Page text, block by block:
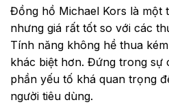
Đồng hồ Michael Kors là một
nhưng giá rất tốt so với các
Tính năng không hề thua
khác biệt hơn. Đứng trong sự
phần yếu tố khá quan trọng
người tiêu dùng.